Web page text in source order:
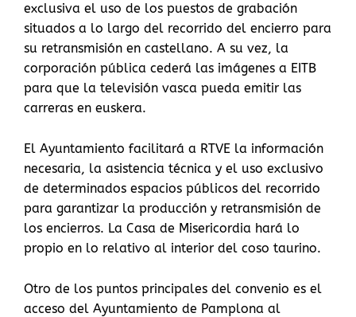
exclusiva el uso de los puestos de grabación
situados a lo largo del recorrido del encierro para
su retransmisión en castellano. A su vez, la
corporación pública cederá las imágenes a EITB
para que la televisión vasca pueda emitir las
carreras en euskera.
El Ayuntamiento facilitará a RTVE la información
necesaria, la asistencia técnica y el uso exclusivo
de determinados espacios públicos del recorrido
para garantizar la producción y retransmisión de
los encierros. La Casa de Misericordia hará lo
propio en lo relativo al interior del coso taurino.
Otro de los puntos principales del convenio es el
acceso del Ayuntamiento de Pamplona al